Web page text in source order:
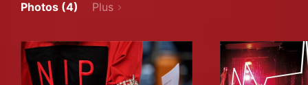
Photos (4) Plus